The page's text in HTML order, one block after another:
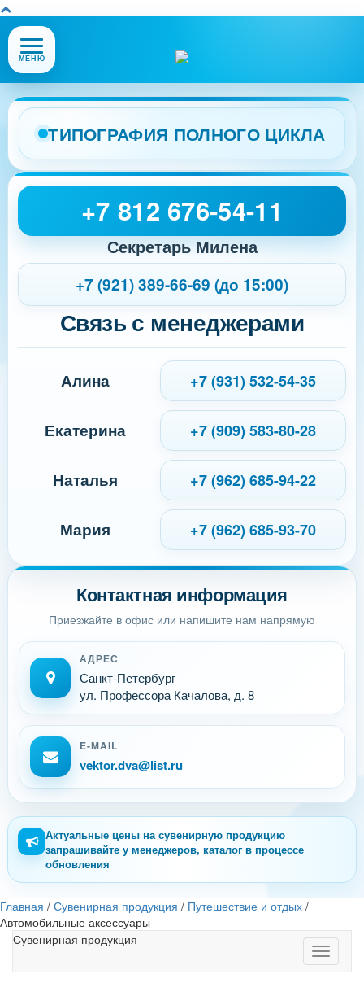
Открыть
или
меню
сайта
МЕНЮ
ТИПОГРАФИЯ ПОЛНОГО ЦИКЛА
Контактная информация
Приезжайте в офис или напишите нам напрямую
АДРЕС
Санкт-Петербург
ул. Профессора Качалова, д. 8
E-MAIL
vektor.dva@list.ru
+7 812 676-54-11
Секретарь Милена
+7 (921) 389-66-69 (до 15:00)
Связь с менеджерами
Алина +7 (931) 532-54-35
Екатерина +7 (909) 583-80-28
Наталья +7 (962) 685-94-22
Мария +7 (962) 685-93-70
Актуальные цены на сувенирную продукцию
запрашивайте у менеджеров, каталог в процессе
обновления
Главная / Сувенирная продукция / Путешествие и отдых /
Автомобильные аксессуары
Toggle
Сувенирная продукция